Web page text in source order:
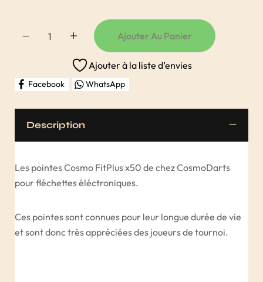
Ajouter Au Panier
Ajouter à la liste d’envies
Facebook WhatsApp
Description
Les pointes Cosmo FitPlus x50 de chez CosmoDarts
pour fléchettes éléctroniques.
Ces pointes sont connues pour leur longue durée de vie
et sont donc très appréciées des joueurs de tournoi.